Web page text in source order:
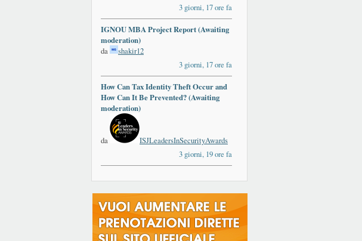
3 giorni, 17 ore fa
IGNOU MBA Project Report (Awaiting
moderation)
da
shakir12
3 giorni, 17 ore fa
How Can Tax Identity Theft Occur and
How Can It Be Prevented? (Awaiting
moderation)
da
ISJLeadersInSecurityAwards
3 giorni, 19 ore fa